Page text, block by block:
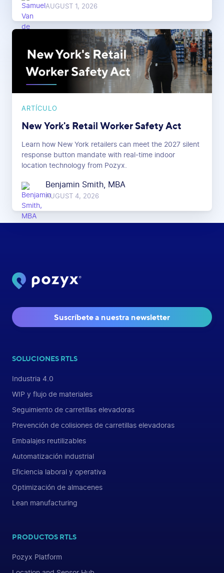
AUGUST 1, 2026
ARTÍCULO
New York's Retail Worker Safety Act
Learn how New York retailers can meet the 2027 silent
response button mandate with real-time indoor
location technology from Pozyx.
Benjamin Smith, MBA
AUGUST 4, 2026
Suscríbete a nuestra newsletter
SOLUCIONES RTLS
Industria 4.0
WIP y flujo de materiales
Seguimiento de carretillas elevadoras
Prevención de colisiones de carretillas elevadoras
Embalajes reutilizables
Automatización industrial
Eficiencia laboral y operativa
Optimización de almacenes
Lean manufacturing
PRODUCTOS RTLS
Pozyx Platform